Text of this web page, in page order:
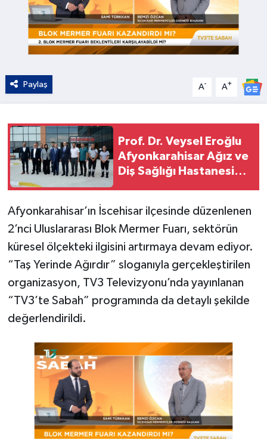
Paylaş A- A+
Prof. Dr. Veysel Eroğlu
Afyonkarahisar Ağız ve
Diş Sağlığı Hastanesini
Afyonkarahisar’ın İscehisar ilçesinde düzenlenen
2’nci Uluslararası Blok Mermer Fuarı, sektörün
küresel ölçekteki ilgisini artırmaya devam ediyor.
“Taş Yerinde Ağırdır” sloganıyla gerçekleştirilen
organizasyon, TV3 Televizyonu’nda yayınlanan
“TV3’te Sabah” programında da detaylı şekilde
değerlendirildi.